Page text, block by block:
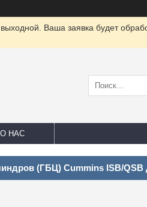
Ваша заявка будет
О НАС
(ГБЦ) Cummins ISB/QSB